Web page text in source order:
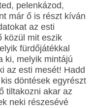
pelenkázod,
már ő is részt kíván
az esti
közül mit eszik
fürdőjátékkal
ki, melyik mintájú
az esti mesét! Hadd
döntések egyrészt
tiltakozni akar az
neki részesévé